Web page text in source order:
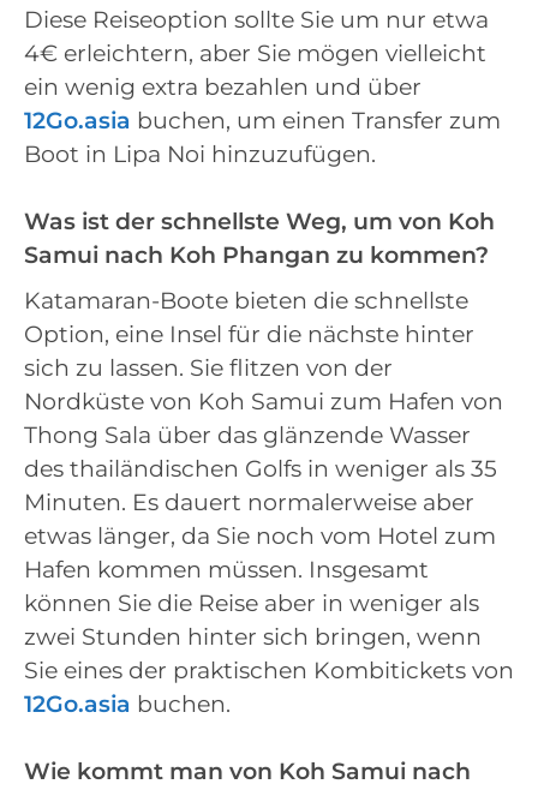
Diese Reiseoption sollte Sie um nur etwa
4€ erleichtern, aber Sie mögen vielleicht
ein wenig extra bezahlen und über
12Go.asia buchen, um einen Transfer zum
Boot in Lipa Noi hinzuzufügen.
Was ist der schnellste Weg, um von Koh
Samui nach Koh Phangan zu kommen?
Katamaran-Boote bieten die schnellste
Option, eine Insel für die nächste hinter
sich zu lassen. Sie flitzen von der
Nordküste von Koh Samui zum Hafen von
Thong Sala über das glänzende Wasser
des thailändischen Golfs in weniger als 35
Minuten. Es dauert normalerweise aber
etwas länger, da Sie noch vom Hotel zum
Hafen kommen müssen. Insgesamt
können Sie die Reise aber in weniger als
zwei Stunden hinter sich bringen, wenn
Sie eines der praktischen Kombitickets von
12Go.asia buchen.
Wie kommt man von Koh Samui nach